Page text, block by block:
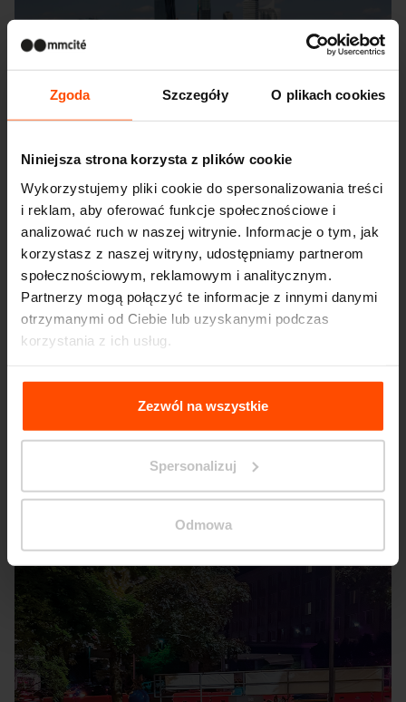
Zgoda Szczegóły O plikach cookies
Niniejsza strona korzysta z plików cookie
Wykorzystujemy pliki cookie do spersonalizowania treści
i reklam, aby oferować funkcje społecznościowe i
analizować ruch w naszej witrynie. Informacje o tym, jak
korzystasz z naszej witryny, udostępniamy partnerom
społecznościowym, reklamowym i analitycznym.
Partnerzy mogą połączyć te informacje z innymi danymi
otrzymanymi od Ciebie lub uzyskanymi podczas
korzystania z ich usług.
Więcej informacji można znaleźć na stroniePrinciples
Relating to the Processing Personal Data
Zezwól na wszystkie
Spersonalizuj
Odmowa
Seattle – Popup park